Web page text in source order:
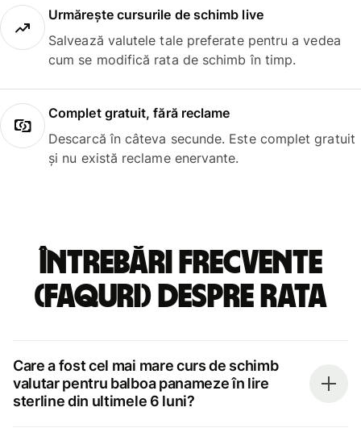
Urmărește cursurile de schimb live
Salvează valutele tale preferate pentru a vedea
cum se modifică rata de schimb în timp.
Complet gratuit, fără reclame
Descarcă în câteva secunde. Este complet gratuit
și nu există reclame enervante.
Întrebări frecvente
(FAQuri) despre rata
Care a fost cel mai mare curs de schimb
valutar pentru balboa panameze în lire
sterline din ultimele 6 luni?